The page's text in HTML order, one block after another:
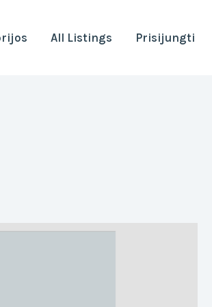
All Listings Prisijungti